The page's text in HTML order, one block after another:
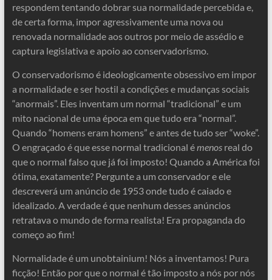
respondem tentando dobrar sua normalidade percebida e,
de certa forma, impor agressivamente uma nova ou
renovada normalidade aos outros por meio de assédio e
captura legislativa e apoio ao conservadorismo.
O conservadorismo é ideologicamente obsessivo em impor
a normalidade e ser hostil a condições e mudanças sociais
“anormais”. Eles inventam um normal “tradicional” e um
mito nacional de uma época em que tudo era “normal”.
Quando “homens eram homens” e antes de tudo ser “woke”.
O engraçado é que esse normal tradicional émenosreal do
que o normal falso que já foi imposto! Quando a América foi
ótima, exatamente? Pergunte a um conservador e ele
descreverá um anúncio de 1953 onde tudo é caiado e
idealizado. A verdade é que nenhum desses anúncios
retratava o mundo de forma realista! Era propaganda do
começo ao fim!
Normalidade é um unobtainium! Nós a inventamos! Pura
ficção! Então por que o normal é tão imposto a nós por nós